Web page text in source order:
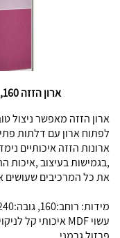
ארון הזזה 160, 2 דלתות מק"ט Z3Z, ר.א ריהוט
ארון הזזה מאפשר ניצול
לפתוח ארון עם דלתות
ארונות הזזה איכותיים
,בגמישות בעיצוב ,איכות
את כל המרכיבים שעושים
מידות: רוחב:160, גובה:240, עומק: 60
עשוי MDF איכותי קל לניקוי ובלתי שריט